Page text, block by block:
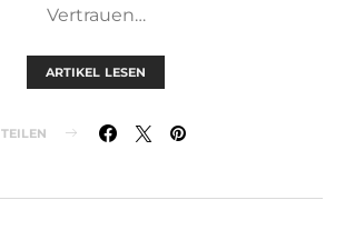
Vertrauen…
ARTIKEL LESEN
TEILEN